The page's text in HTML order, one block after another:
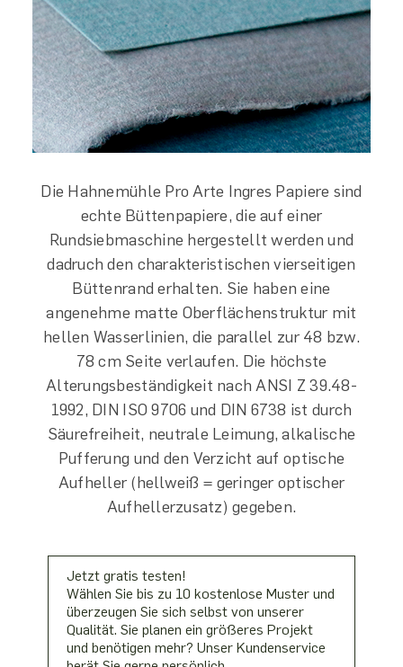
Die Hahnemühle Pro Arte Ingres Papiere sind
echte Büttenpapiere, die auf einer
Rundsiebmaschine hergestellt werden und
dadruch den charakteristischen vierseitigen
Büttenrand erhalten. Sie haben eine
angenehme matte Oberflächenstruktur mit
hellen Wasserlinien, die parallel zur 48 bzw.
78 cm Seite verlaufen. Die höchste
Alterungsbeständigkeit nach ANSI Z 39.48-
1992, DIN ISO 9706 und DIN 6738 ist durch
Säurefreiheit, neutrale Leimung, alkalische
Pufferung und den Verzicht auf optische
Aufheller (hellweiß = geringer optischer
Aufhellerzusatz) gegeben.
Jetzt gratis testen!
Wählen Sie bis zu 10 kostenlose Muster und
überzeugen Sie sich selbst von unserer
Qualität. Sie planen ein größeres Projekt
und benötigen mehr? Unser Kundenservice